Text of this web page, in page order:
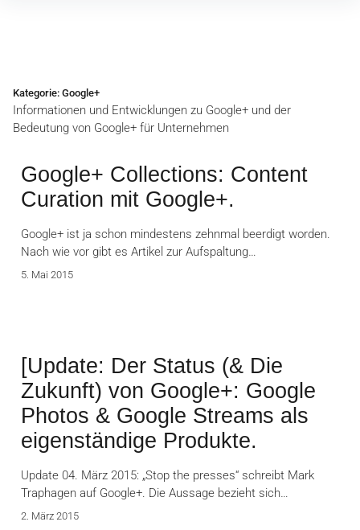
Kategorie: Google+
Informationen und Entwicklungen zu Google+ und der
Bedeutung von Google+ für Unternehmen
Google+ Collections: Content
Curation mit Google+.
Google+ ist ja schon mindestens zehnmal beerdigt worden.
Nach wie vor gibt es Artikel zur Aufspaltung…
5. Mai 2015
[Update: Der Status (& Die
Zukunft) von Google+: Google
Photos & Google Streams als
eigenständige Produkte.
Update 04. März 2015: „Stop the presses“ schreibt Mark
Traphagen auf Google+. Die Aussage bezieht sich…
2. März 2015